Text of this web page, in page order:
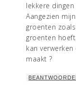
lekkere
Aangezien
groenten
groenten
kan
maakt ?